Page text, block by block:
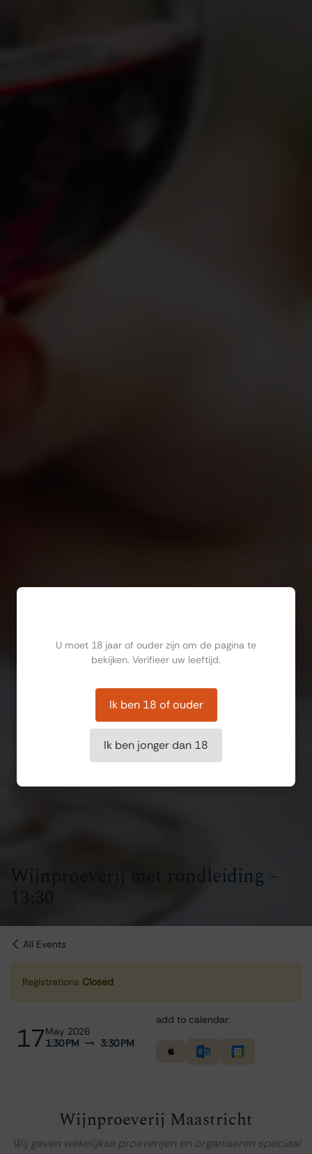
Wijnproeverij met rondleiding –
13:30
All Events
Registrations Closed
17May 2026
1:30 PM
3:30 PM
add to calendar:
Wijnproeverij Maastricht
Wij geven wekelijkse proeverijen en organiseren speciaal
U moet 18 jaar of ouder zijn om de pagina te
bekijken. Verifieer uw leeftijd.
Ik ben 18 of ouder
Ik ben jonger dan 18